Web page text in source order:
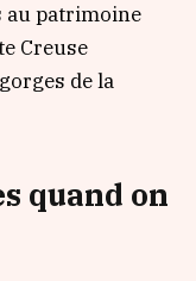
au patrimoine
Creuse
de la
quand on